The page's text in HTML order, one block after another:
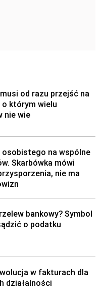
od razu przejść na
o którym wielu
nie wie
osobistego na wspólne
Skarbówka mówi
nie ma
bankowy? Symbol
o podatku
w fakturach dla
działalności